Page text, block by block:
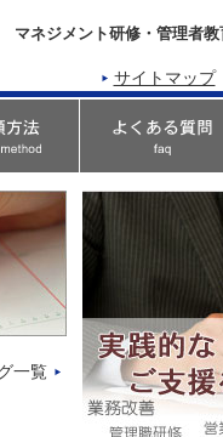
マネジメント研修・管理者
サイトマップ
一覧